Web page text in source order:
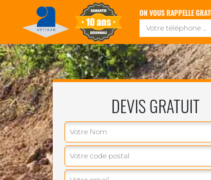
ON VOUS RAPPELLE
DEVIS GRATUIT